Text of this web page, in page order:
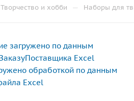
Творчество и хобби — Наборы для